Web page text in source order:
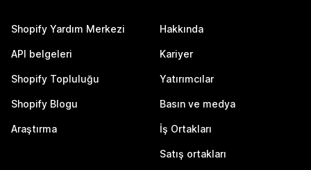
Shopify Yardım Merkezi
API belgeleri
Shopify Topluluğu
Shopify Blogu
Araştırma
Hakkında
Kariyer
Yatırımcılar
Basın ve medya
İş Ortakları
Satış ortakları